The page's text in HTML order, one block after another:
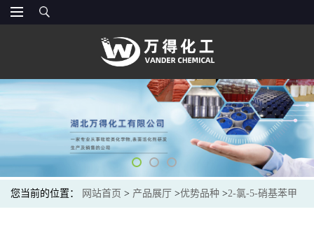
您当前的位置： 网站首页 > 产品展厅 >优势品种 >2-氯-5-硝基苯甲